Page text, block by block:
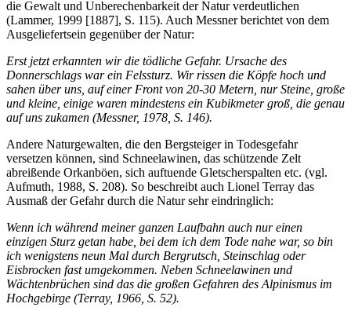
die Gewalt und Unberechenbarkeit der Natur verdeutlichen
(Lammer, 1999 [1887], S. 115). Auch Messner berichtet von dem
Ausgeliefertsein gegenüber der Natur:
Erst jetzt erkannten wir die tödliche Gefahr. Ursache des
Donnerschlags war ein Felssturz. Wir rissen die Köpfe hoch und
sahen über uns, auf einer Front von 20-30 Metern, nur Steine, große
und kleine, einige waren mindestens ein Kubikmeter groß, die genau
auf uns zukamen (Messner, 1978, S. 146).
Andere Naturgewalten, die den Bergsteiger in Todesgefahr
versetzen können, sind Schneelawinen, das schützende Zelt
abreißende Orkanböen, sich auftuende Gletscherspalten etc. (vgl.
Aufmuth, 1988, S. 208). So beschreibt auch Lionel Terray das
Ausmaß der Gefahr durch die Natur sehr eindringlich:
Wenn ich während meiner ganzen Laufbahn auch nur einen
einzigen Sturz getan habe, bei dem ich dem Tode nahe war, so bin
ich wenigstens neun Mal durch Bergrutsch, Steinschlag oder
Eisbrocken fast umgekommen. Neben Schneelawinen und
Wächtenbrüchen sind das die großen Gefahren des Alpinismus im
Hochgebirge (Terray, 1966, S. 52).